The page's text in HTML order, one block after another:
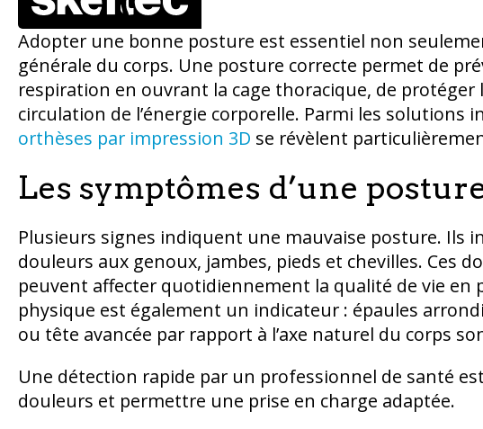
Adopter une bonne posture est essentiel non
générale du corps. Une posture correcte permet de
respiration en ouvrant la cage thoracique, de protéger
circulation de l’énergie corporelle. Parmi les solutions
orthèses par impression 3D se révèlent
Les symptômes d’une
Plusieurs signes indiquent une mauvaise posture. Ils
douleurs aux genoux, jambes, pieds et chevilles. Ces
peuvent affecter quotidiennement la qualité de vie
physique est également un indicateur : épaules
ou tête avancée par rapport à l’axe naturel du corps
Une détection rapide par un professionnel de santé
douleurs et permettre une prise en charge adaptée.